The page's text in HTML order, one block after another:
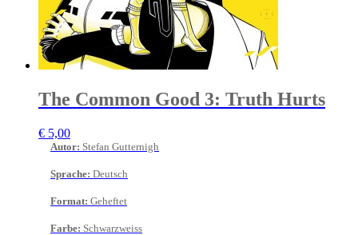
The Common Good 3: Truth Hurts
€ 5,00
Autor: Stefan Gutternigh
Sprache: Deutsch
Format: Geheftet
Farbe: Schwarzweiss